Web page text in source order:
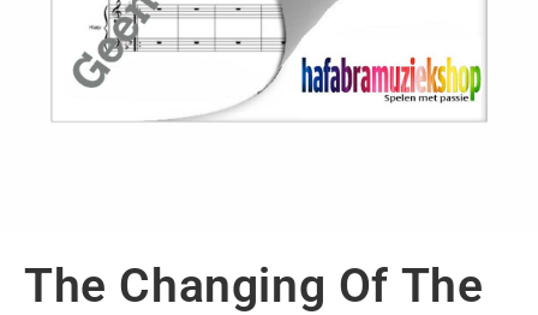
The Changing Of The